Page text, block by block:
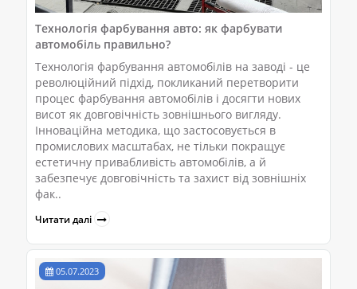
Технологія фарбування авто: як фарбувати
автомобіль правильно?
Технологія фарбування автомобілів на заводі - це
революційний підхід, покликаний перетворити
процес фарбування автомобілів і досягти нових
висот як довговічність зовнішнього вигляду.
Інноваційна методика, що застосовується в
промислових масштабах, не тільки покращує
естетичну привабливість автомобілів, а й
забезпечує довговічність та захист від зовнішніх
фак..
Читати далі
05.07.2023